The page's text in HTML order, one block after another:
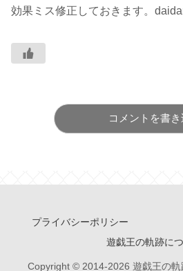
効果ミス修正しておきます。
コメントを書き
プライバシーポリシー
遊戯王の軌跡に
Copyright © 2014-2026 遊戯王の